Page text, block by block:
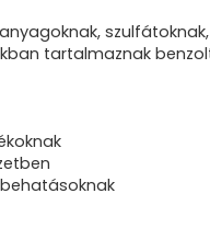
tartalmaznak